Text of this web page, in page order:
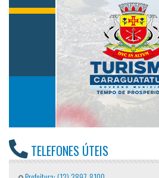
TELEFONES ÚTEIS